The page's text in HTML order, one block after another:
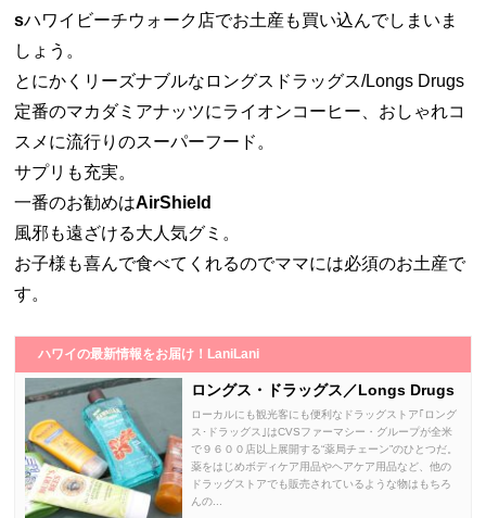
sハワイビーチウォーク店でお土産も買い込んでしまいま
しょう。
とにかくリーズナブルなロングスドラッグス/Longs Drugs
定番のマカダミアナッツにライオンコーヒー、おしゃれコ
スメに流行りのスーパーフード。
サプリも充実。
一番のお勧めはAirShield
風邪も遠ざける大人気グミ。
お子様も喜んで食べてくれるのでママには必須のお土産で
す。
ハワイの最新情報をお届け！LaniLani
ロングス・ドラッグス／Longs Drugs
ローカルにも観光客にも便利なドラッグストア｢ロング
ス･ドラッグス｣はCVSファーマシー・グループが全米
で９６００店以上展開する“薬局チェーン”のひとつだ。
薬をはじめボディケア用品やヘアケア用品など、他の
ドラッグストアでも販売されているような物はもちろ
んの...